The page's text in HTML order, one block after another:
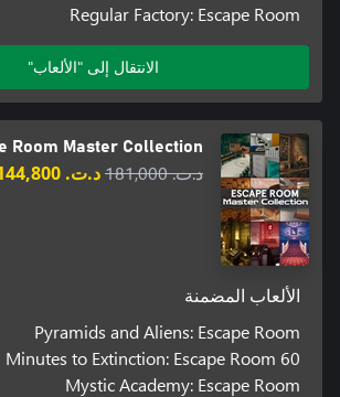
Regular Factory: Escape Room
الانتقال إلى "الألعاب"
Room Master Collection
د.ت.‏ 181,000 د.ت.‏ 144,800
الألعاب المضمنة
Pyramids and Aliens: Escape Room
60 Minutes to Extinction: Escape Room
Mystic Academy: Escape Room